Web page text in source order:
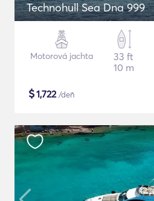
Technohull Sea Dna 999
Motorová jachta
33 ft
10 m
$1,722/deň